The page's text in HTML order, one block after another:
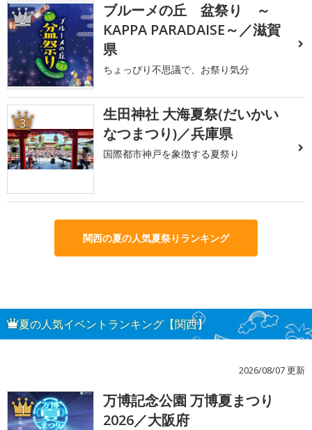
2
ブルーメの丘 盆祭り ～
KAPPA PARADAISE～／滋賀
県
ちょっぴり不思議で、お祭り気分
3
生田神社 大海夏祭(だいかい
なつまつり)／兵庫県
国際都市神戸を象徴する夏祭り
関西の夏の人気夏祭りランキング
夏の人気イベントランキング【関西】
2026/08/07 更新
1
万博記念公園 万博夏まつり
2026／大阪府